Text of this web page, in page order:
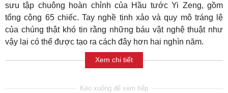
sưu tập chuông hoàn chỉnh của Hầu tước Yi Zeng, gồm
tổng cộng 65 chiếc. Tay nghề tinh xảo và quy mô tráng lệ
của chúng thật khó tin rằng những báu vật nghệ thuật như
vậy lại có thể được tạo ra cách đây hơn hai nghìn năm.
Xem chi tiết